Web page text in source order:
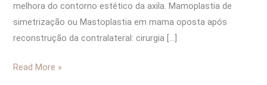
melhora do contorno estético da axila. Mamoplastia de
simetrização ou Mastoplastia em mama oposta após
reconstrução da contralateral: cirurgia […]
Read More »